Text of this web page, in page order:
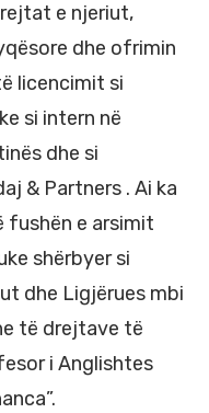
e njeriut,
dhe ofrimin
licencimit si
si intern në
dhe si
& Partners . Ai ka
fushën e arsimit
shërbyer si
dhe Ligjërues mbi
të drejtave të
i Anglishtes